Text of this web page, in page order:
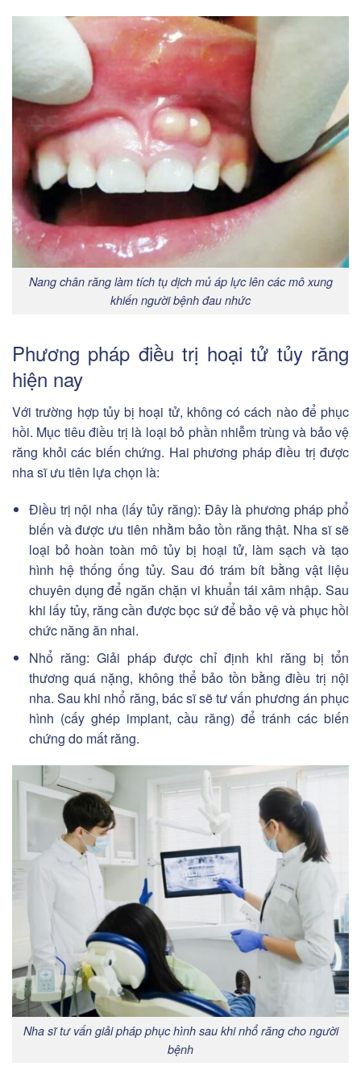
Nang chân răng làm tích tụ dịch mủ áp lực lên các mô xung
khiến người bệnh đau nhức
Phương pháp điều trị hoại tử tủy răng
hiện nay
Với trường hợp tủy bị hoại tử, không có cách nào để phục
hồi. Mục tiêu điều trị là loại bỏ phần nhiễm trùng và bảo vệ
răng khỏi các biến chứng. Hai phương pháp điều trị được
nha sĩ ưu tiên lựa chọn là:
Điều trị nội nha (lấy tủy răng): Đây là phương pháp phổ
biến và được ưu tiên nhằm bảo tồn răng thật. Nha sĩ sẽ
loại bỏ hoàn toàn mô tủy bị hoại tử, làm sạch và tạo
hình hệ thống ống tủy. Sau đó trám bít bằng vật liệu
chuyên dụng để ngăn chặn vi khuẩn tái xâm nhập. Sau
khi lấy tủy, răng cần được bọc sứ để bảo vệ và phục hồi
chức năng ăn nhai.
Nhổ răng: Giải pháp được chỉ định khi răng bị tổn
thương quá nặng, không thể bảo tồn bằng điều trị nội
nha. Sau khi nhổ răng, bác sĩ sẽ tư vấn phương án phục
hình (cấy ghép implant, cầu răng) để tránh các biến
chứng do mất răng.
Nha sĩ tư vấn giải pháp phục hình sau khi nhổ răng cho người
bệnh